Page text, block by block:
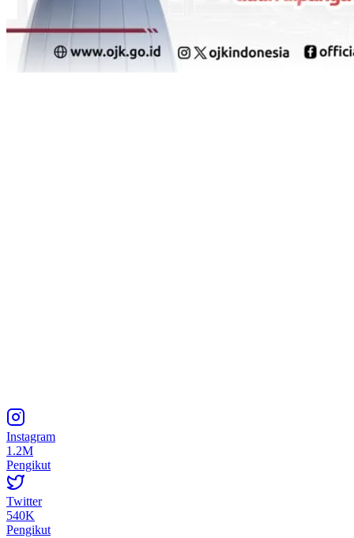
Instagram
1.2M
Pengikut
Twitter
540K
Pengikut